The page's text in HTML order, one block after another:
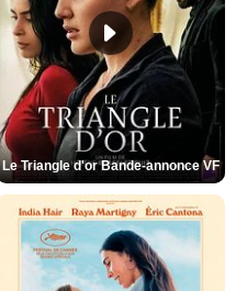
Le Triangle d'or Bande-annonce VF